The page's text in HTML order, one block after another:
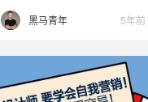
黑马青年 5年前